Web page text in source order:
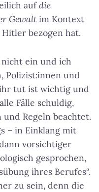
aufdie
Gewaltim Kontext
bezogen hat.
ein und ich
Polizist:innen und
ihr tut ist wichtig und
Fälle schuldig,
Regeln beachtet.
– in Einklang mit
vorsichtiger
gesprochen,
ihres Berufes“.
zu sein, denn die